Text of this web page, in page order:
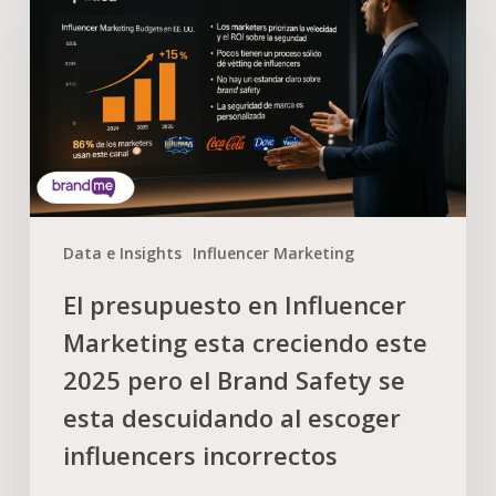
Data e Insights Influencer Marketing
El presupuesto en Influencer
Marketing esta creciendo este
2025 pero el Brand Safety se
esta descuidando al escoger
influencers incorrectos